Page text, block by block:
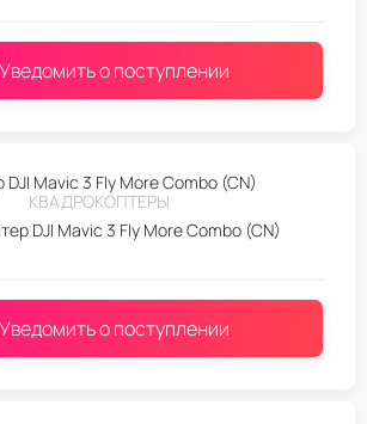
Уведомить о поступлении
КВАДРОКОПТЕРЫ
DJI Mavic 3 Fly More Combo (CN)
Уведомить о поступлении